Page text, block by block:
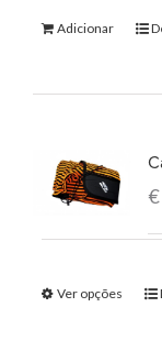
Adicionar
€
Ver opções